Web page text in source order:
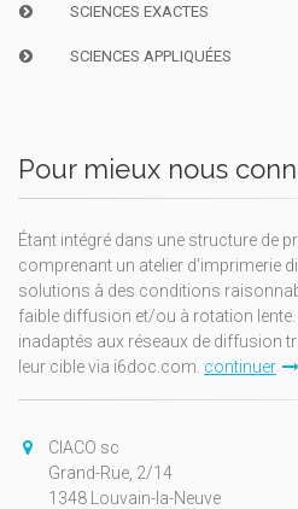
SCIENCES EXACTES
SCIENCES APPLIQUÉES
Pour mieux nous
Étant intégré dans une structure de
comprenant un atelier d'imprimerie
solutions à des conditions
faible diffusion et/ou à rotation
inadaptés aux réseaux de diffusion
leur cible via i6doc.com. continuer
CIACO sc
Grand-Rue, 2/14
1348 Louvain-la-Neuve